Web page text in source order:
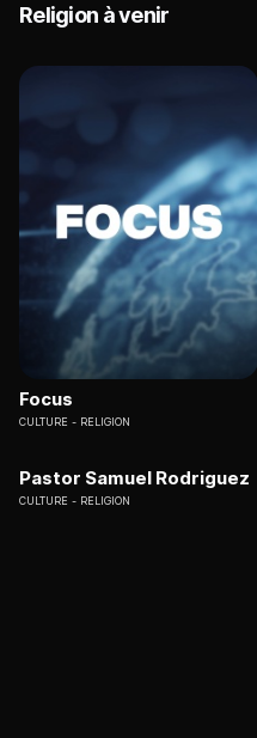
Religion à venir
Focus
CULTURE RELIGION
Pastor Samuel Rodriguez
CULTURE RELIGION